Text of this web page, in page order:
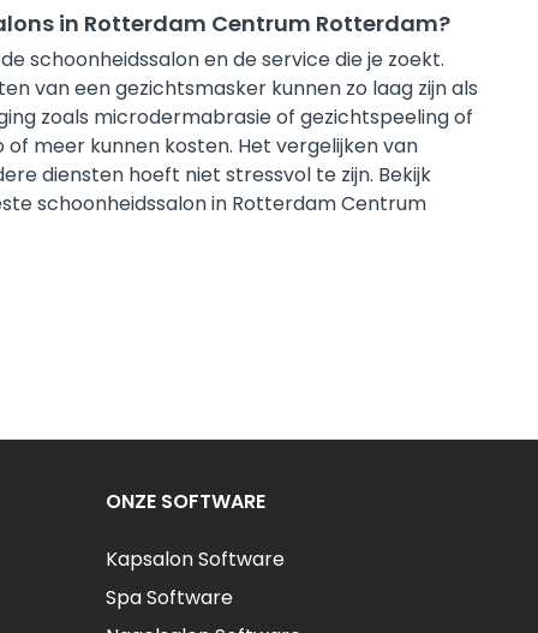
in Rotterdam Centrum Rotterdam?
schoonheidssalon en de service die je zoekt.
van een gezichtsmasker kunnen zo laag zijn als
zoals microdermabrasie of gezichtspeeling of
meer kunnen kosten. Het vergelijken van
diensten hoeft niet stressvol te zijn. Bekijk
schoonheidssalon in Rotterdam Centrum
ONZE SOFTWARE
Kapsalon Software
Spa Software